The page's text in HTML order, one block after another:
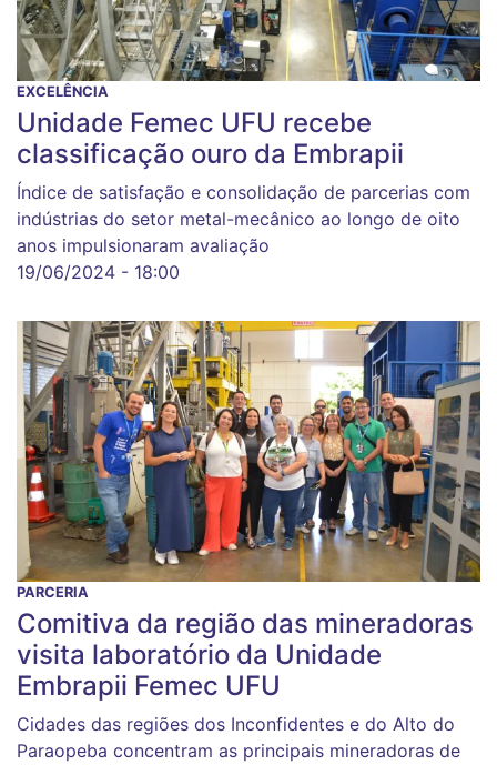
EXCELÊNCIA
Unidade Femec UFU recebe
classificação ouro da Embrapii
Índice de satisfação e consolidação de parcerias com
indústrias do setor metal-mecânico ao longo de oito
anos impulsionaram avaliação
19/06/2024 - 18:00
PARCERIA
Comitiva da região das mineradoras
visita laboratório da Unidade
Embrapii Femec UFU
Cidades das regiões dos Inconfidentes e do Alto do
Paraopeba concentram as principais mineradoras de